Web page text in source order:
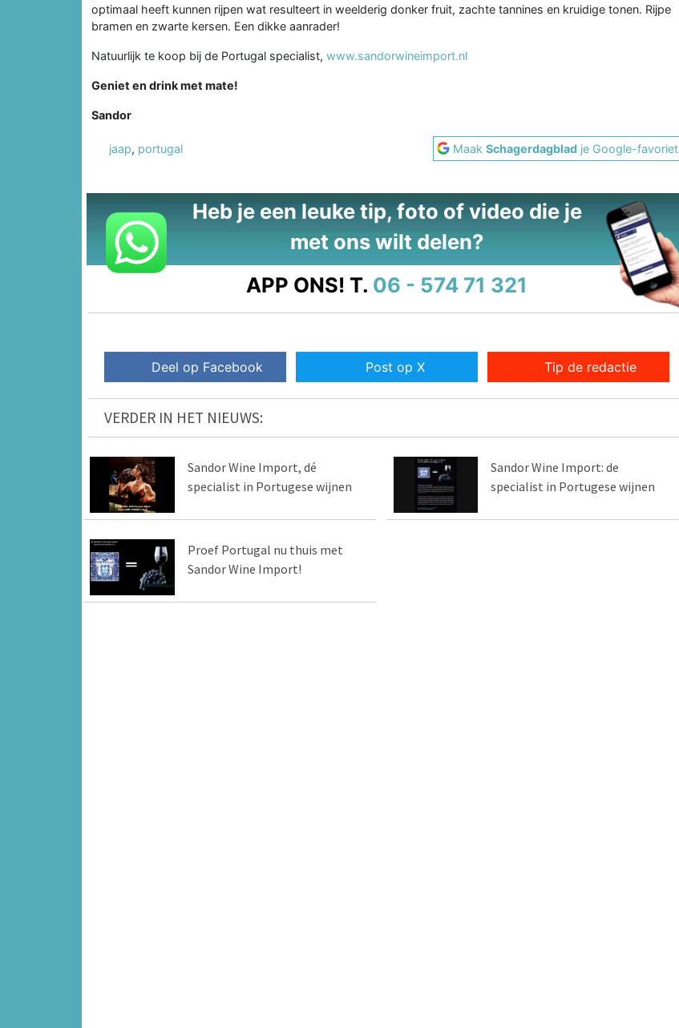
optimaal heeft kunnen rijpen wat resulteert in weelderig donker fruit, zachte tannines en kruidige tonen. Rijpe
bramen en zwarte kersen. Een dikke aanrader!
Natuurlijk te koop bij de Portugal specialist, www.sandorwineimport.nl
Geniet en drink met mate!
Sandor
jaap, portugal MaakSchagerdagblad je Google-favoriet
Heb je een leuke tip, foto of video die je
met ons wilt delen?
APP ONS! T. 06 - 574 71 321
Deel op Facebook Post op X Tip de redactie
VERDER IN HET NIEUWS:
Sandor Wine Import, dé
specialist in Portugese wijnen
Sandor Wine Import: de
specialist in Portugese wijnen
Proef Portugal nu thuis met
Sandor Wine Import!